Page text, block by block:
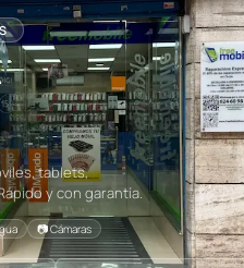
tablets,
y con garantía.
📷 Cámaras